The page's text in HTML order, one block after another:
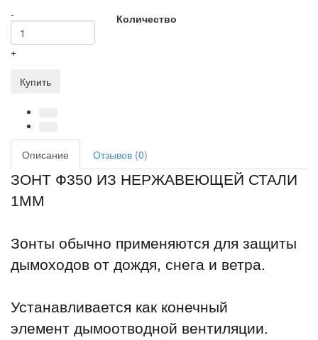
Количество
-
+
Купить
Описание Отзывов (0)
ЗОНТ Ф350 ИЗ НЕРЖАВЕЮЩЕЙ СТАЛИ
1ММ
Зонты обычно применяются для защиты
дымоходов от дождя, снега и ветра.
Устанавливается как конечный
элемент дымоотводной вентиляции.